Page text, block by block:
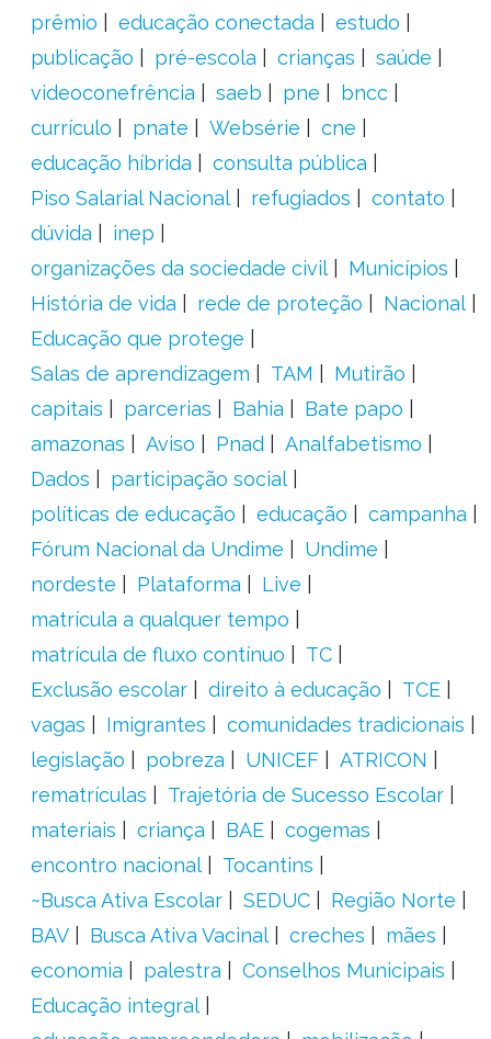
prêmio
educação conectada
estudo
publicação
pré-escola crianças
saúde
videoconefrência
saeb pne
bncc
currículo
pnate Websérie
cne
educação híbrida
consulta pública
Piso Salarial Nacional
refugiados
contato
dúvida
inep
organizações da sociedade civil
Municípios
História de vida
rede de proteção
Nacional
Educação que protege
Salas de aprendizagem
TAM
Mutirão
capitais
parcerias Bahia
Bate papo
amazonas
Aviso Pnad
Analfabetismo
Dados
participação social
políticas de educação
educação
campanha
Fórum Nacional da Undime
Undime
nordeste
Plataforma
Live
matrícula a qualquer tempo
matrícula de fluxo contínuo
TC
Exclusão escolar
direito à educação
TCE
vagas
Imigrantes
comunidades tradicionais
legislação
pobreza UNICEF
ATRICON
rematrículas
Trajetória de Sucesso Escolar
materiais
criança BAE
cogemas
encontro nacional
Tocantins
~Busca Ativa Escolar
SEDUC
Região Norte
BAV
Busca Ativa Vacinal creches
mães
economia
palestra
Conselhos Municipais
Educação integral